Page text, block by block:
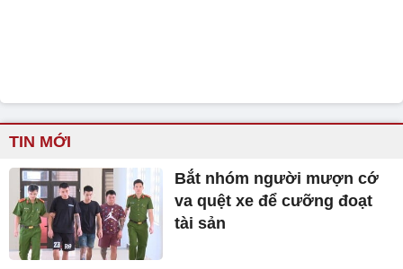
TIN MỚI
Bắt nhóm người mượn cớ
va quệt xe để cưỡng đoạt
tài sản